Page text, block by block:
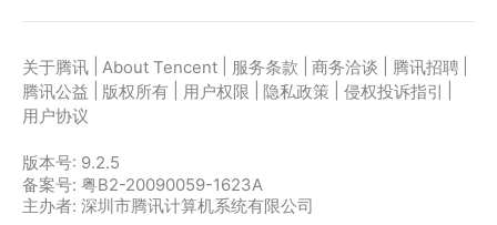
关于腾讯 About Tencent 服务条款 商务洽谈 腾讯招聘
腾讯公益
版权所有 用户权限 隐私政策 侵权投诉指引
用户协议
版本号: 9.2.5
备案号: 粤B2-20090059-1623A
主办者: 深圳市腾讯计算机系统有限公司